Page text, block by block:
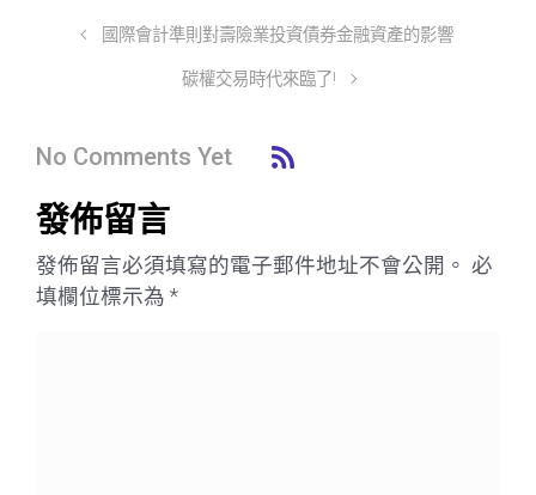
國際會計準則對壽險業投資債券金融資產的影響
碳權交易時代來臨了!
No Comments Yet
發佈留言
發佈留言必須填寫的電子郵件地址不會公開。 必
填欄位標示為 *